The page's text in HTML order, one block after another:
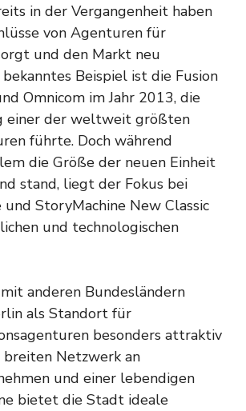
in der Vergangenheit haben
von Agenturen für
und den Markt neu
Beispiel ist die Fusion
Omnicom im Jahr 2013, die
einer der weltweit größten
führte. Doch während
die Größe der neuen Einheit
stand, liegt der Fokus bei
StoryMachine New Classic
und technologischen
anderen Bundesländern
als Standort für
besonders attraktiv
breiten Netzwerk an
und einer lebendigen
bietet die Stadt ideale